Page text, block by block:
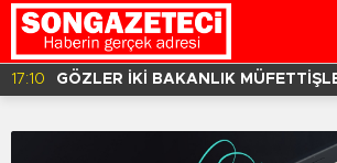
17:10
GÖZLER İKİ BAKANLIK